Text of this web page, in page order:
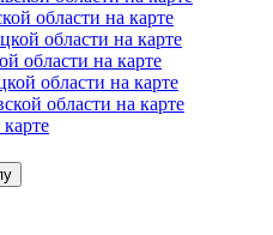
области на карте
области на карте
области на карте
области на карте
области на карте